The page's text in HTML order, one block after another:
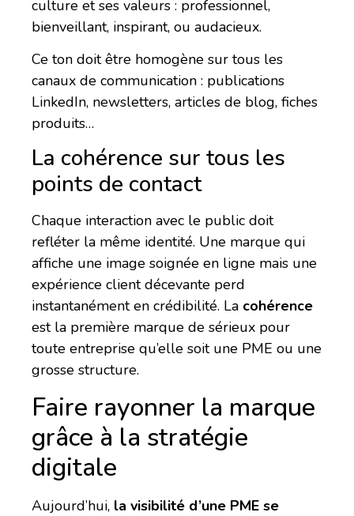
culture et ses valeurs : professionnel,
bienveillant, inspirant, ou audacieux.
Ce ton doit être homogène sur tous les
canaux de communication : publications
LinkedIn, newsletters, articles de blog, fiches
produits…
La cohérence sur tous les
points de contact
Chaque interaction avec le public doit
refléter la même identité. Une marque qui
affiche une image soignée en ligne mais une
expérience client décevante perd
instantanément en crédibilité. La cohérence
est la première marque de sérieux pour
toute entreprise qu’elle soit une PME ou une
grosse structure.
Faire rayonner la marque
grâce à la stratégie
digitale
Aujourd’hui, la visibilité d’une PME se